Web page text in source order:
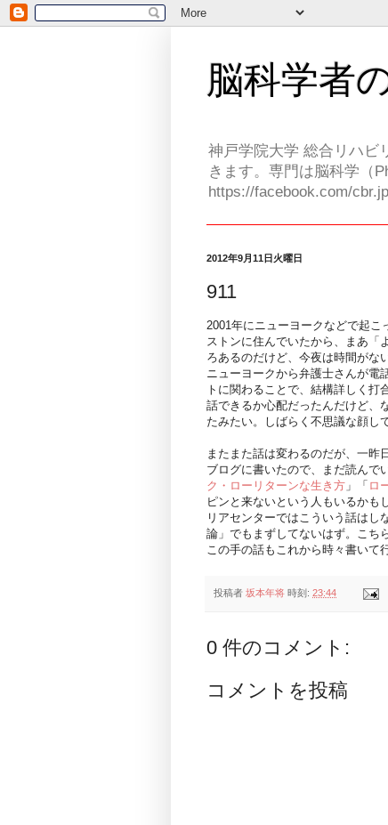
脳科学者
神戸学院大学 総合リハビ
きます。専門は脳科学（
https://facebook.com/cbr.jp
2012年9月11日火曜日
911
2001年にニューヨークなどで起
ストンに住んでいたから、まあ「
ろあるのだけど、今夜は時間がな
ニューヨークから弁護士さんが電
トに関わることで、結構詳しく
話できるか心配だったんだけど、
たみたい。しばらく不思議な顔し
またまた話は変わるのだが、一昨
ブログに書いたので、まだ読んで
ク・ローリターンな生き方 」「 ロ
ピンと来ないという人もいるかも
リアセンターではこういう話はし
論」でもまずしてないはず。こち
この手の話もこれから時々書いて
投稿者 坂本年将 時刻: 23:44
0 件のコメント:
コメントを投稿